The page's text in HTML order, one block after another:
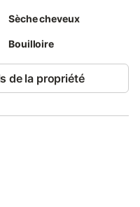
Sèche cheveux
Bouilloire
de la propriété